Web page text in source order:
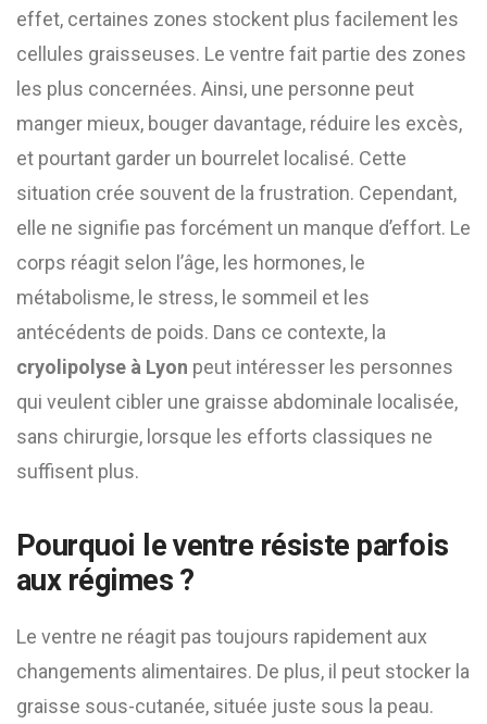
effet, certaines zones stockent plus facilement les
cellules graisseuses. Le ventre fait partie des zones
les plus concernées. Ainsi, une personne peut
manger mieux, bouger davantage, réduire les excès,
et pourtant garder un bourrelet localisé. Cette
situation crée souvent de la frustration. Cependant,
elle ne signifie pas forcément un manque d’effort. Le
corps réagit selon l’âge, les hormones, le
métabolisme, le stress, le sommeil et les
antécédents de poids. Dans ce contexte, la
cryolipolyse à Lyon peut intéresser les personnes
qui veulent cibler une graisse abdominale localisée,
sans chirurgie, lorsque les efforts classiques ne
suffisent plus.
Pourquoi le ventre résiste parfois
aux régimes ?
Le ventre ne réagit pas toujours rapidement aux
changements alimentaires. De plus, il peut stocker la
graisse sous-cutanée, située juste sous la peau.